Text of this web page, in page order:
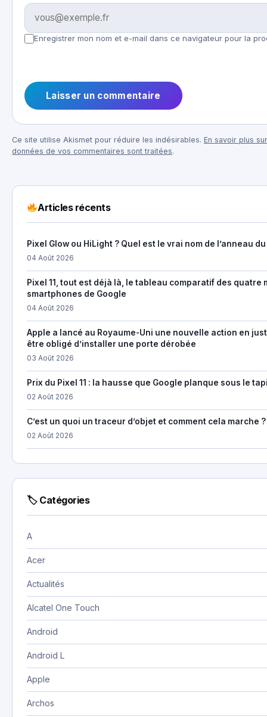
Enregistrer mon nom et e-mail dans ce navigateur pour la
Ce site utilise Akismet pour réduire les indésirables. En savoir plus
données de vos commentaires sont traitées.
Articles récents
Pixel Glow ou HiLight ? Quel est le vrai nom de l’anneau du
04 Août 2026
Pixel 11, tout est déjà là, le tableau comparatif des quatre
smartphones de Google
04 Août 2026
Apple a lancé au Royaume-Uni une nouvelle action en
être obligé d’installer une porte dérobée
03 Août 2026
Prix du Pixel 11 : la hausse que Google planque sous le
02 Août 2026
C’est un quoi un traceur d’objet et comment cela marche ?
02 Août 2026
🏷 Catégories
A
Acer
Actualités
Alcatel One Touch
Android
Android L
Apple
Archos